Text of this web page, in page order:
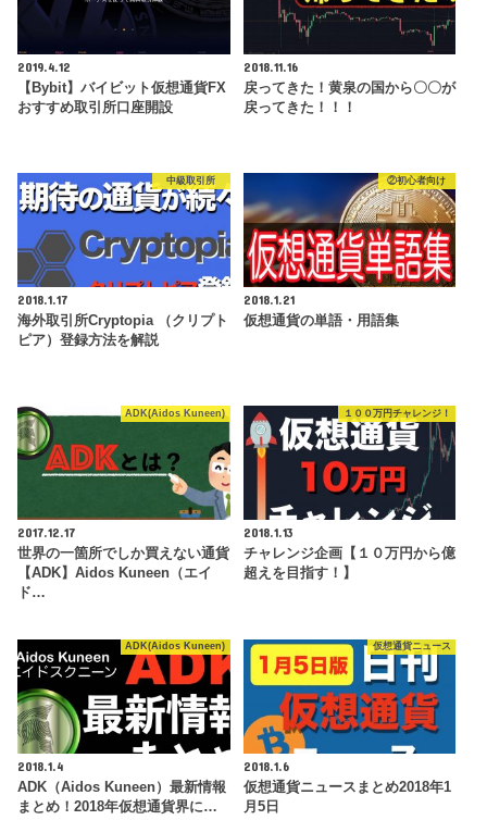
2019.4.12
【Bybit】バイビット仮想通貨FX
おすすめ取引所口座開設
2018.11.16
戻ってきた！黄泉の国から〇〇が
戻ってきた！！！
中級取引所
2018.1.17
海外取引所Cryptopia （クリプト
ピア）登録方法を解説
②初心者向け
2018.1.21
仮想通貨の単語・用語集
ADK(Aidos Kuneen)
2017.12.17
世界の一箇所でしか買えない通貨
【ADK】Aidos Kuneen（エイ
ド…
１００万円チャレンジ！
2018.1.13
チャレンジ企画【１０万円から億
超えを目指す！】
ADK(Aidos Kuneen)
2018.1.4
ADK（Aidos Kuneen）最新情報
まとめ！2018年仮想通貨界に…
仮想通貨ニュース
2018.1.6
仮想通貨ニュースまとめ2018年1
月5日